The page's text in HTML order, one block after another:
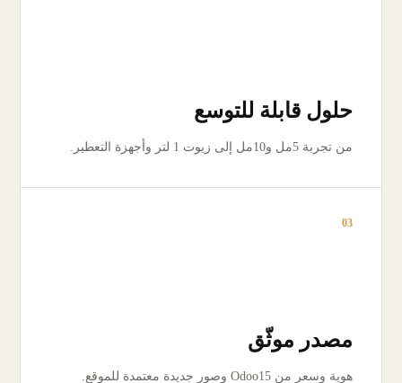
حلول قابلة للتوسع
من تجربة 5مل و10مل إلى زيوت 1 لتر وأجهزة التعطير.
03
مصدر موثّق
هوية وسعر من Odoo15 وصور جديدة معتمدة للموقع.